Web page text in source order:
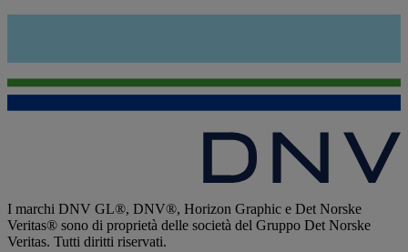
I marchi DNV GL®, DNV®, Horizon Graphic e Det Norske
Veritas® sono di proprietà delle società del Gruppo Det Norske
Veritas. Tutti diritti riservati.